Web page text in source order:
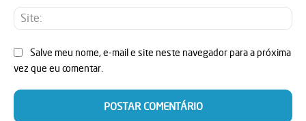
Salve meu nome, e-mail e site neste navegador para a próxima
vez que eu comentar.